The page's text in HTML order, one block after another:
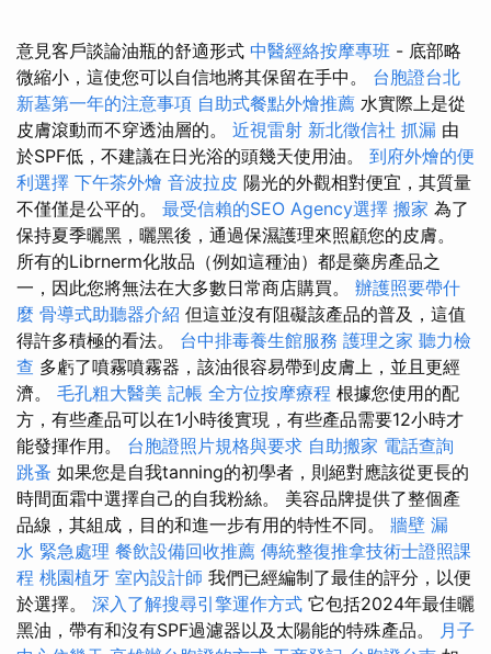
意見客戶談論油瓶的舒適形式 中醫經絡按摩專班 - 底部略
微縮小，這使您可以自信地將其保留在手中。 台胞證台北
新墓第一年的注意事項 自助式餐點外燴推薦 水實際上是從
皮膚滾動而不穿透油層的。 近視雷射 新北徵信社 抓漏 由
於SPF低，不建議在日光浴的頭幾天使用油。 到府外燴的便
利選擇 下午茶外燴 音波拉皮 陽光的外觀相對便宜，其質量
不僅僅是公平的。 最受信賴的SEO Agency選擇 搬家 為了
保持夏季曬黑，曬黑後，通過保濕護理來照顧您的皮膚。
所有的Librnerm化妝品（例如這種油）都是藥房產品之
一，因此您將無法在大多數日常商店購買。 辦護照要帶什
麼 骨導式助聽器介紹 但這並沒有阻礙該產品的普及，這值
得許多積極的看法。 台中排毒養生館服務 護理之家 聽力檢
查 多虧了噴霧噴霧器，該油很容易帶到皮膚上，並且更經
濟。 毛孔粗大醫美 記帳 全方位按摩療程 根據您使用的配
方，有些產品可以在1小時後實現，有些產品需要12小時才
能發揮作用。 台胞證照片規格與要求 自助搬家 電話查詢
跳蚤 如果您是自我tanning的初學者，則絕對應該從更長的
時間面霜中選擇自己的自我粉絲。 美容品牌提供了整個產
品線，其組成，目的和進一步有用的特性不同。 牆壁 漏
水 緊急處理 餐飲設備回收推薦 傳統整復推拿技術士證照課
程 桃園植牙 室內設計師 我們已經編制了最佳的評分，以便
於選擇。 深入了解搜尋引擎運作方式 它包括2024年最佳曬
黑油，帶有和沒有SPF過濾器以及太陽能的特殊產品。 月子